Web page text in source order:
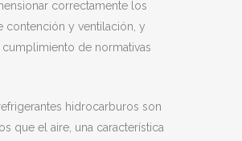
correctamente los
contención y ventilación, y
cumplimiento de normativas
hidrocarburos son
que el aire, una característica